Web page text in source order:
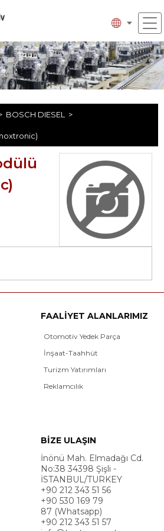
BOSCH DIESEL >
FAALİYET ALANLARIMIZ
Otomotiv Yedek Parça
İnşaat-Taahhüt
Turizm Yatırımları
Reklamcılık
BİZE ULAŞIN
İnönü Mah. Elmadağı Cd.
No:38 34398 Şişli -
İSTANBUL/TURKEY
+90 212 343 51 56
+90 530 169 79
87 (Whatsapp)
+90 212 343 51 57